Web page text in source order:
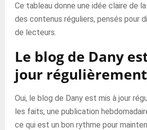
Ce tableau donne une idée claire de
des contenus réguliers, pensés pour
de lecteurs.
Le blog de Dany
jour
Oui, le blog de Dany est mis à jour
les faits, une publication
ce qui est un bon rythme pour